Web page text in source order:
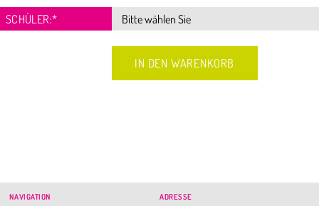
SCHÜLER:*
NAVIGATION
ADRESSE